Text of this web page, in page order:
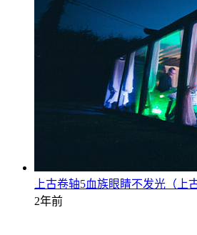
上古卷轴5血族眼睛不发光（上
2年前